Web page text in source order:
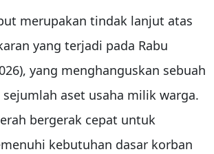
merupakan tindak lanjut atas
yang terjadi pada Rabu
yang menghanguskan sebuah
aset usaha milik warga.
bergerak cepat untuk
kebutuhan dasar korban